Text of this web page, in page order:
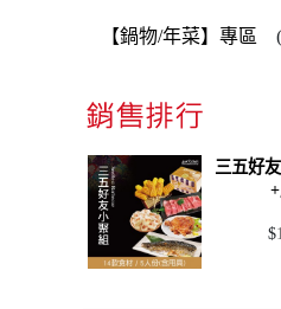
【鍋物/年菜】專區
三五好
$